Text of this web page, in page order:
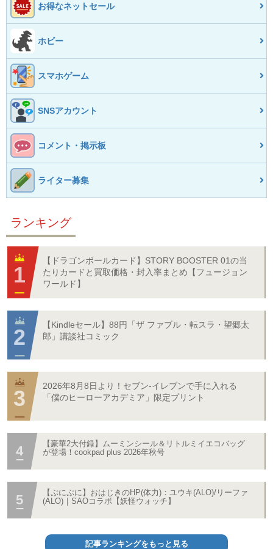
お得なネットセール
ホビー
スマホゲーム
SNSアカウント
コメント・掲示板
ライター募集
ランキング
【ドラゴンボールカード】STORY BOOSTER 01の当
たりカードと買取価格・封入率まとめ【フュージョン
ワールド】
【Kindleセール】88円「ザ ファブル・転スラ・望郷太
郎」講談社コミック
2026年8月8日より！セブン‐イレブンで手に入れる
「僕のヒーローアカデミア」限定プリント
【豪華2大付録】ムーミンシール＆リトルミイエコバッグ
が登場！cookpad plus 2026年秋号
【ぷにぷに】おはじきのHP(体力)：ユウキ(ALO)/リーファ
(ALO)｜SAOコラボ【妖怪ウォッチ】
記事ランキングをもっと見る